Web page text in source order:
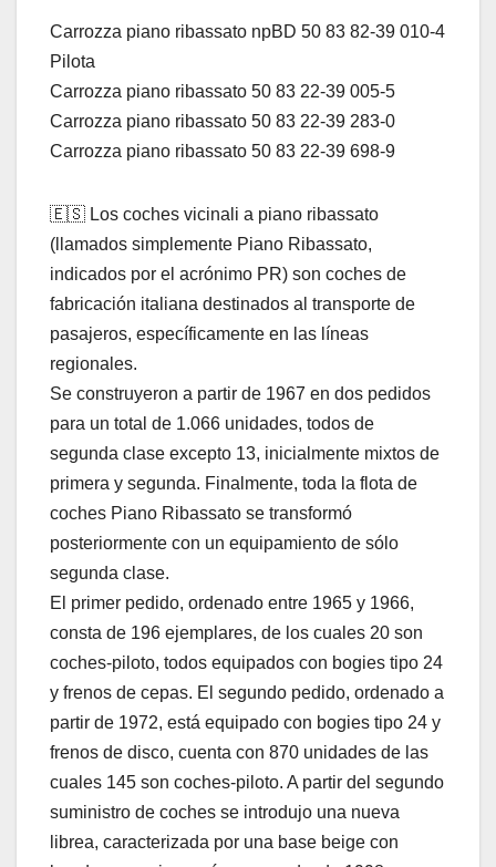
Carrozza piano ribassato npBD 50 83 82-39 010-4
Pilota
Carrozza piano ribassato 50 83 22-39 005-5
Carrozza piano ribassato 50 83 22-39 283-0
Carrozza piano ribassato 50 83 22-39 698-9
🇪🇸 Los coches vicinali a piano ribassato
(llamados simplemente Piano Ribassato,
indicados por el acrónimo PR) son coches de
fabricación italiana destinados al transporte de
pasajeros, específicamente en las líneas
regionales.
Se construyeron a partir de 1967 en dos pedidos
para un total de 1.066 unidades, todos de
segunda clase excepto 13, inicialmente mixtos de
primera y segunda. Finalmente, toda la flota de
coches Piano Ribassato se transformó
posteriormente con un equipamiento de sólo
segunda clase.
El primer pedido, ordenado entre 1965 y 1966,
consta de 196 ejemplares, de los cuales 20 son
coches-piloto, todos equipados con bogies tipo 24
y frenos de cepas. El segundo pedido, ordenado a
partir de 1972, está equipado con bogies tipo 24 y
frenos de disco, cuenta con 870 unidades de las
cuales 145 son coches-piloto. A partir del segundo
suministro de coches se introdujo una nueva
librea, caracterizada por una base beige con